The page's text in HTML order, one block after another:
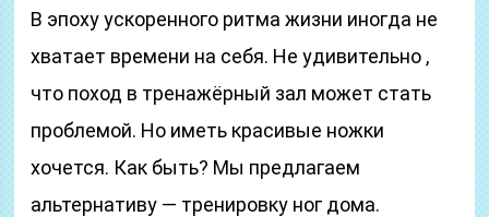
В эпоху ускоренного ритма жизни иногда не
хватает времени на себя. Не удивительно ,
что поход в тренажёрный зал может стать
проблемой. Но иметь красивые ножки
хочется. Как быть? Мы предлагаем
альтернативу — тренировку ног дома.